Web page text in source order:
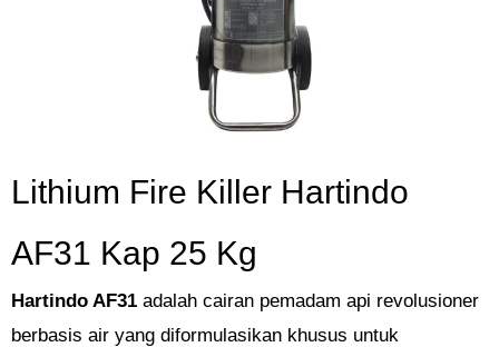
Lithium Fire Killer Hartindo
AF31 Kap 25 Kg
Hartindo AF31 adalah cairan pemadam api revolusioner
berbasis air yang diformulasikan khusus untuk